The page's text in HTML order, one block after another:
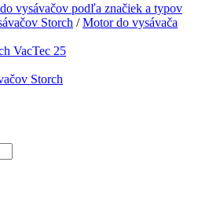
vysávačov podľa značiek a typov
Storch / Motor do vysávača
Storch